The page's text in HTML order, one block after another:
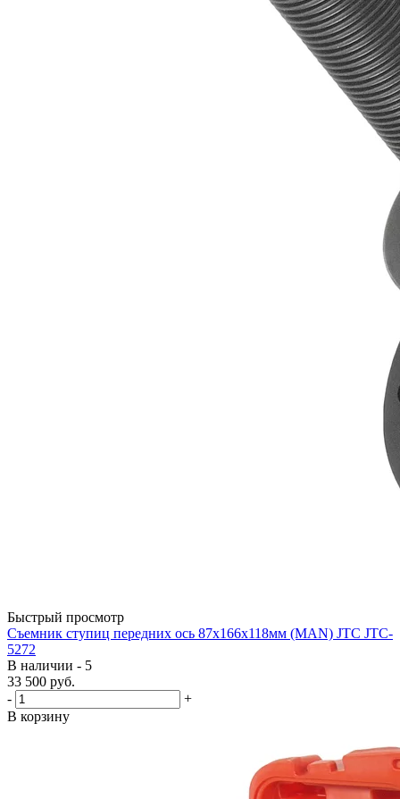
Быстрый просмотр
Съемник ступиц передних ось 87х166х118мм (MAN) JTC JTC-
5272
В наличии - 5
33 500 руб.
-
+
В корзину